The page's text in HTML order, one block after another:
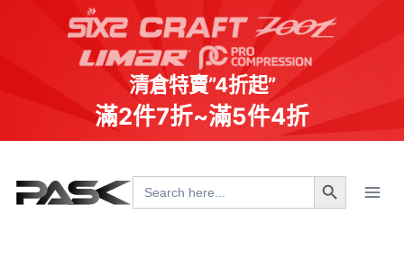
清倉特賣”4折起”
滿2件7折~滿5件4折
content
Search
for:
Search Button